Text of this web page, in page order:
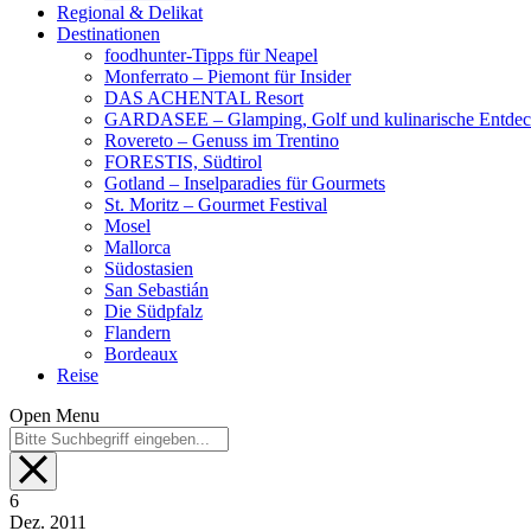
Regional & Delikat
Destinationen
foodhunter-Tipps für Neapel
Monferrato – Piemont für Insider
DAS ACHENTAL Resort
GARDASEE – Glamping, Golf und kulinarische
Rovereto – Genuss im Trentino
FORESTIS, Südtirol
Gotland – Inselparadies für Gourmets
St. Moritz – Gourmet Festival
Mosel
Mallorca
Südostasien
San Sebastián
Die Südpfalz
Flandern
Bordeaux
Reise
Open Menu
6
Dez. 2011